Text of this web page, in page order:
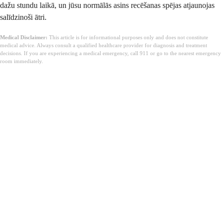
dažu stundu laikā, un jūsu normālās asins recēšanas spējas atjaunojas
salīdzinoši ātri.
Medical Disclaimer: This article is for informational purposes only and does not constitute
medical advice. Always consult a qualified healthcare provider for diagnosis and treatment
decisions. If you are experiencing a medical emergency, call 911 or go to the nearest emergency
room immediately.